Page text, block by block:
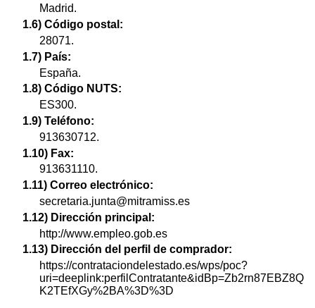
Madrid.
1.6) Código postal:
28071.
1.7) País:
España.
1.8) Código NUTS:
ES300.
1.9) Teléfono:
913630712.
1.10) Fax:
913631110.
1.11) Correo electrónico:
secretaria.junta@mitramiss.es
1.12) Dirección principal:
http://www.empleo.gob.es
1.13) Dirección del perfil de comprador:
https://contrataciondelestado.es/wps/poc?
uri=deeplink:perfilContratante&idBp=Zb2rn87EBZ8Q
K2TEfXGy%2BA%3D%3D